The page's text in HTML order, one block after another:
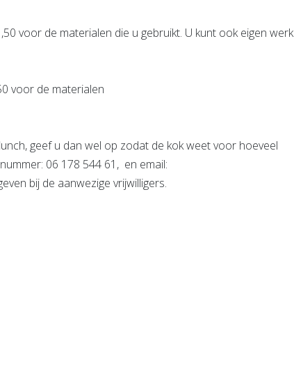
voor de materialen die u gebruikt. U kunt ook eigen werk
voor de materialen
geef u dan wel op zodat de kok weet voor hoeveel
06 178 544 61, en email:
bij de aanwezige vrijwilligers.